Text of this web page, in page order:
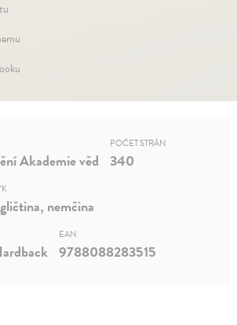
Akademie věd
POČET STRÁN
340
nemčina
EAN
9788088283515